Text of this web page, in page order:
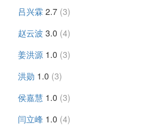
吕兴霖 2.7 (3)
赵云波 3.0 (4)
姜洪源 1.0 (3)
洪勋 1.0 (3)
侯嘉慧 1.0 (3)
闫立峰 1.0 (4)